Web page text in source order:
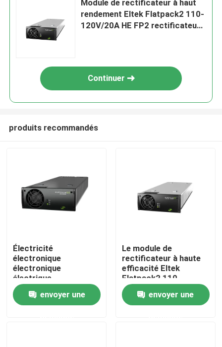
Accueil
Module de rectificateur à haut
rendement Eltek Flatpack2 110-
120V/20A HE FP2 rectificateurs
Continuer
produits recommandés
Électricité
électronique
électronique
électrique
électronique
électronique
électronique
envoyer une
Le module de
rectificateur à haute
efficacité Eltek
Flatpack2 110-
125/2000 HE FP2
110/2000 HE WOR
numéro de pièce
envoyer une